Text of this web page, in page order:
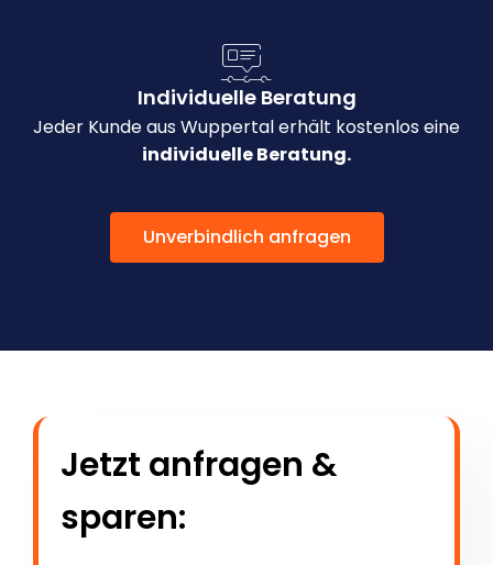
Individuelle Beratung
Jeder Kunde aus Wuppertal erhält kostenlos eine
individuelle Beratung.
Unverbindlich anfragen
Jetzt anfragen &
sparen: